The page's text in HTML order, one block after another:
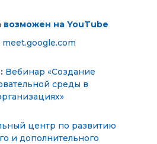
возможен на YouTube
meet.google.com
Вебинар «Создание
среды в
центр по развитию
и дополнительного